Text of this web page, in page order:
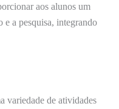
aos alunos um
e a pesquisa, integrando
variedade de atividades